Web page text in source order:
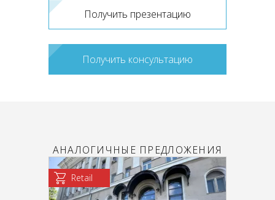
Получить презентацию
Получить консультацию
АНАЛОГИЧНЫЕ ПРЕДЛОЖЕНИЯ
Retail